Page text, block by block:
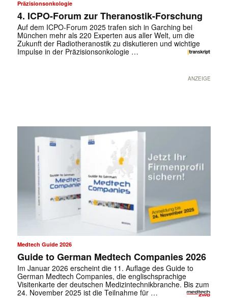
Präzisionsonkologie
4. ICPO-Forum zur Theranostik-Forschung
Auf dem ICPO-Forum 2025 trafen sich in Garching bei
München mehr als 220 Experten aus aller Welt, um die
Zukunft der Radiotheranostik zu diskutieren und wichtige
Impulse in der Präzisionsonkologie …
ANZEIGE
Medtech Guide 2026
Guide to German Medtech Companies 2026
Im Januar 2026 erscheint die 11. Auflage des Guide to
German Medtech Companies, die englischsprachige
Visitenkarte der deutschen Medizintechnikbranche. Bis zum
24. November 2025 ist die Teilnahme für …